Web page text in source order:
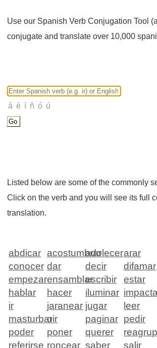
Use our Spanish Verb Conjugation Tool
conjugate and translate over 10,000
Listed below are some of the commonly
Click on the verb and you will see its full
translation.
abdicar acostumbraradolecerarar
conocer dar decir difamar
empezarensamblarescribir estar
hablar
hacer iluminar
ir
jaranear jugar leer
masturbaroir paginar pedir
poder
poner querer
referirse roncear saber salir